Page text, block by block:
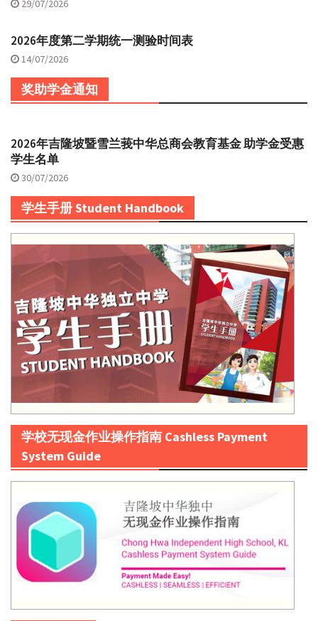
29/07/2026
2026年度第二学期统一测验时间表
14/07/2026
奖助学金通知
2026年吉隆坡暨雪兰莪中华总商会教育基金 助学金受惠
学生名单
30/07/2026
学生手册 Student Handbook
学校无现金作业操作指南 Cashless Payment
System Guide